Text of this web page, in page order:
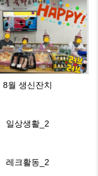
8월 생신잔치
일상생활_2
레크활동_2